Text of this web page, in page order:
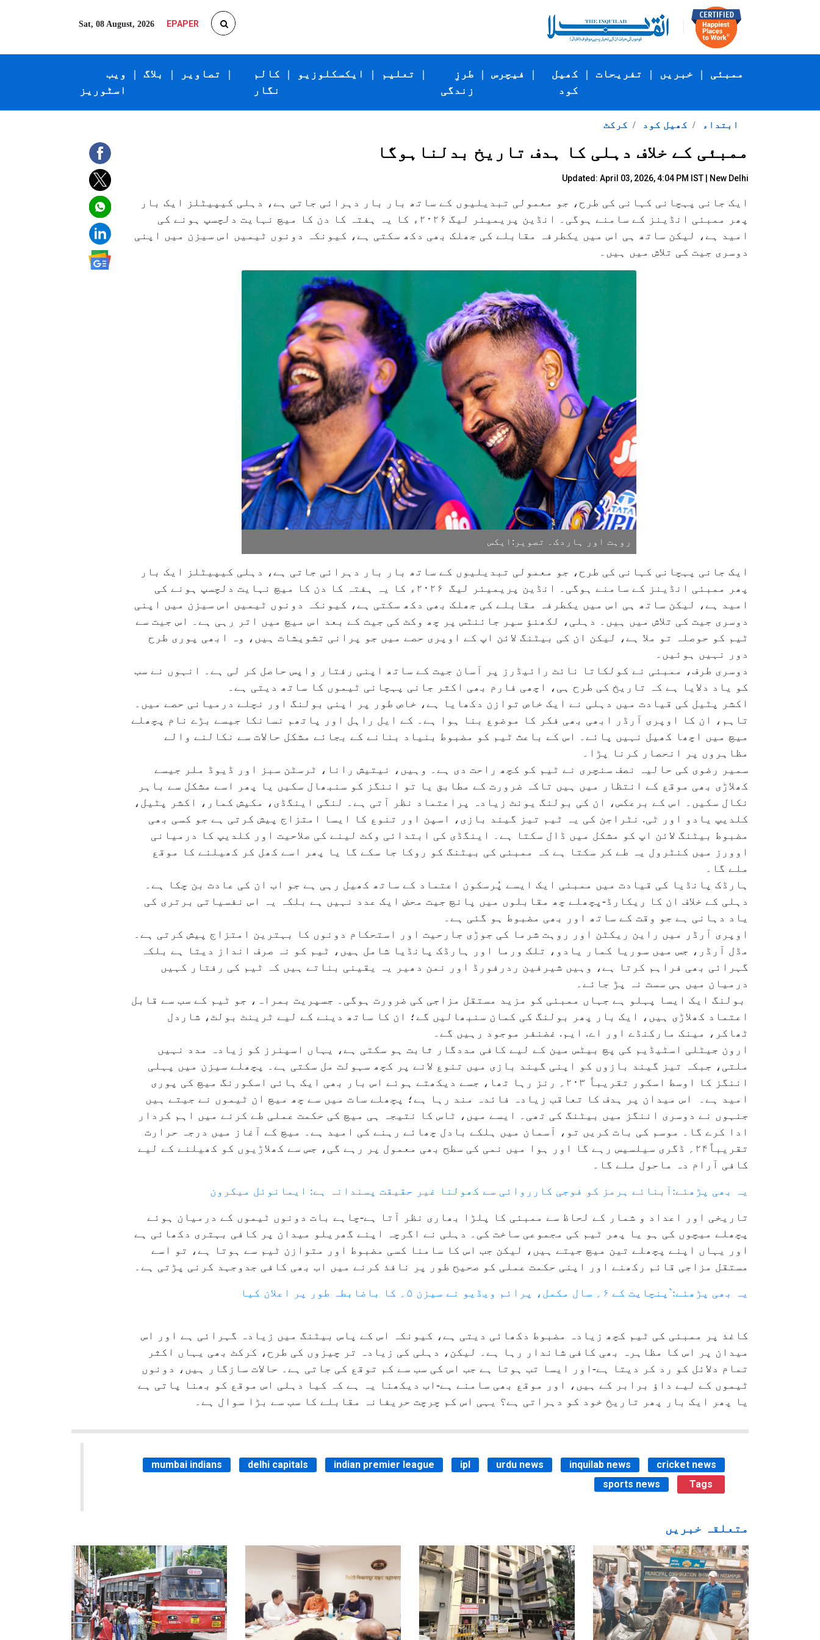
Sat, 08 August, 2026 EPAPER
ویب
اسٹوریز
| بلاگ | تصاویر |
کالم
نگار
| ایکسکلوزیو | تعلیم |
طرزِ
زندگی
| فیچرس |
کھیل
کود
| تفریحات | خبریں | ممبئی
کرکٹ کھیل کود ابتداء
ممبئی کے خلاف دہلی کا ہدف تاریخ بدلناہوگا
Updated: April 03, 2026, 4:04 PM IST | New Delhi
ایک جانی پہچانی کہانی کی طرح، جو معمولی تبدیلیوں کے ساتھ بار بار دہرائی جاتی ہے، دہلی کیپیٹلز ایک بار
پھر ممبئی انڈینز کے سامنے ہوگی۔ انڈین پریمیئر لیگ ۲۰۲۶ء کا یہ ہفتہ کا دن کا میچ نہایت دلچسپ ہونے کی
امید ہے، لیکن ساتھ ہی اس میں یکطرفہ مقابلے کی جھلک بھی دکھ سکتی ہے، کیونکہ دونوں ٹیمیں اس سیزن میں اپنی
دوسری جیت کی تلاش میں ہیں۔
روہت اور ہاردک۔ تصویر:ایکس
ایک جانی پہچانی کہانی کی طرح، جو معمولی تبدیلیوں کے ساتھ بار بار دہرائی جاتی ہے، دہلی کیپیٹلز ایک بار
پھر ممبئی انڈینز کے سامنے ہوگی۔ انڈین پریمیئر لیگ ۲۰۲۶ء کا یہ ہفتہ کا دن کا میچ نہایت دلچسپ ہونے کی
امید ہے، لیکن ساتھ ہی اس میں یکطرفہ مقابلے کی جھلک بھی دکھ سکتی ہے، کیونکہ دونوں ٹیمیں اس سیزن میں اپنی
دوسری جیت کی تلاش میں ہیں۔ دہلی، لکھنؤ سپر جائنٹس پر چھ وکٹ کی جیت کے بعد اس میچ میں اتر رہی ہے۔ اس جیت سے
ٹیم کو حوصلہ تو ملا ہے، لیکن ان کی بیٹنگ لائن اپ کے اوپری حصے میں جو پرانی تشویشات ہیں، وہ ابھی پوری طرح
دور نہیں ہوئیں۔
دوسری طرف، ممبئی نے کولکاتا نائٹ رائیڈرز پر آسان جیت کے ساتھ اپنی رفتار واپس حاصل کر لی ہے۔ انہوں نے سب
کو یاد دلایا ہے کہ تاریخ کی طرح ہی، اچھی فارم بھی اکثر جانی پہچانی ٹیموں کا ساتھ دیتی ہے۔
اکشر پٹیل کی قیادت میں دہلی نے ایک خاص توازن دکھایا ہے، خاص طور پر اپنی بولنگ اور نچلے درمیانی حصے میں۔
تاہم، ان کا اوپری آرڈر ابھی بھی فکر کا موضوع بنا ہوا ہے۔ کے ایل راہل اور پاتھم نسانکا جیسے بڑے نام پچھلے
میچ میں اچھا کھیل نہیں پائے۔ اس کے باعث ٹیم کو مضبوط بنیاد بنانے کے بجائے مشکل حالات سے نکالنے والے
مظاہروں پر انحصار کرنا پڑا۔
سمیر رضوی کی حالیہ نصف سنچری نے ٹیم کو کچھ راحت دی ہے۔ وہیں، نیتیش رانا، ٹرسٹن سبز اور ڈیوڈ ملر جیسے
کھلاڑی بھی موقع کے انتظار میں ہیں تاکہ ضرورت کے مطابق یا تو اننگز کو سنبھال سکیں یا پھر اسے مشکل سے باہر
نکال سکیں۔ اس کے برعکس، ان کی بولنگ یونٹ زیادہ پراعتماد نظر آتی ہے۔ لنگی اینگڈی، مکیش کمار، اکشر پٹیل،
کلدیپ یادو اور ٹی. نٹراجن کی یہ ٹیم تیز گیند بازی، اسپن اور تنوع کا ایسا امتزاج پیش کرتی ہے جو کسی بھی
مضبوط بیٹنگ لائن اپ کو مشکل میں ڈال سکتا ہے۔ اینگڈی کی ابتدائی وکٹ لینے کی صلاحیت اور کلدیپ کا درمیانی
اوورز میں کنٹرول یہ طے کر سکتا ہے کہ ممبئی کی بیٹنگ کو روکا جا سکے گا یا پھر اسے کھل کر کھیلنے کا موقع
ملے گا۔
ہارڈک پانڈیا کی قیادت میں ممبئی ایک ایسے پُرسکون اعتماد کے ساتھ کھیل رہی ہے جو اب ان کی عادت بن چکا ہے۔
دہلی کے خلاف ان کا ریکارڈ-پچھلے چھ مقابلوں میں پانچ جیت محض ایک عدد نہیں ہے بلکہ یہ اس نفسیاتی برتری کی
یاد دہانی ہے جو وقت کے ساتھ اور بھی مضبوط ہو گئی ہے۔
اوپری آرڈر میں راین ریکٹن اور روہت شرما کی جوڑی جارحیت اور استحکام دونوں کا بہترین امتزاج پیش کرتی ہے۔
مڈل آرڈر، جس میں سوریا کمار یادو، تلک ورما اور ہارڈک پانڈیا شامل ہیں، ٹیم کو نہ صرف انداز دیتا ہے بلکہ
گہرائی بھی فراہم کرتا ہے، وہیں شیرفین ردرفورڈ اور نمن دھیر یہ یقینی بناتے ہیں کہ ٹیم کی رفتار کہیں
درمیان میں ہی سست نہ پڑ جائے۔
بولنگ ایک ایسا پہلو ہے جہاں ممبئی کو مزید مستقل مزاجی کی ضرورت ہوگی۔ جسپریت بمراہ، جو ٹیم کے سب سے قابل
اعتماد کھلاڑی ہیں، ایک بار پھر بولنگ کی کمان سنبھالیں گے؛ ان کا ساتھ دینے کے لیے ٹرینٹ بولٹ، شاردل
ٹھاکر، مینک مارکنڈے اور اے. ایم. غضنفر موجود رہیں گے۔
ارون جیٹلی اسٹیڈیم کی پچ بیٹس مین کے لیے کافی مددگار ثابت ہو سکتی ہے، یہاں اسپنرز کو زیادہ مدد نہیں
ملتی، جبکہ تیز گیند بازوں کو اپنی گیند بازی میں تنوع لانے پر کچھ سہولت مل سکتی ہے۔ پچھلے سیزن میں پہلی
اننگز کا اوسط اسکور تقریباً ۲۰۳؍ رنز رہا تھا، جسے دیکھتے ہوئے اس بار بھی ایک ہائی اسکورنگ میچ کی پوری
امید ہے۔ اس میدان پر ہدف کا تعاقب زیادہ فائدہ مند رہا ہے؛ پچھلے سات میں سے چھ میچ ان ٹیموں نے جیتے ہیں
جنہوں نے دوسری اننگز میں بیٹنگ کی تھی۔ ایسے میں، ٹاس کا نتیجہ ہی میچ کی حکمت عملی طے کرنے میں اہم کردار
ادا کرے گا۔ موسم کی بات کریں تو، آسمان میں ہلکے بادل چھائے رہنے کی امید ہے۔ میچ کے آغاز میں درجہ حرارت
تقریباً۲۴؍ ڈگری سیلسیس رہے گا اور ہوا میں نمی کی سطح بھی معمول پر رہے گی، جس سے کھلاڑیوں کو کھیلنے کے لیے
کافی آرام دہ ماحول ملے گا۔
یہ بھی پڑھئے:آبنائے ہرمز کو فوجی کارروائی سے کھولنا غیر حقیقت پسندانہ ہے: ایمانوئل میکرون
تاریخی اور اعداد و شمار کے لحاظ سے ممبئی کا پلڑا بھاری نظر آتا ہے-چاہے بات دونوں ٹیموں کے درمیان ہوئے
پچھلے میچوں کی ہو یا پھر ٹیم کی مجموعی ساخت کی۔ دہلی نے اگرچہ اپنے گھریلو میدان پر کافی بہتری دکھائی ہے
اور یہاں اپنے پچھلے تین میچ جیتے ہیں، لیکن جب اس کا سامنا کسی مضبوط اور متوازن ٹیم سے ہوتا ہے، تو اسے
مستقل مزاجی قائم رکھنے اور اپنی حکمت عملی کو صحیح طور پر نافذ کرنے میں اب بھی کافی جدوجہد کرنی پڑتی ہے۔
یہ بھی پڑھئے:`پنچایت کے ۶؍ سال مکمل، پرائم ویڈیو نے سیزن ۵؍ کا باضابطہ طور پر اعلان کیا
کاغذ پر ممبئی کی ٹیم کچھ زیادہ مضبوط دکھائی دیتی ہے، کیونکہ اس کے پاس بیٹنگ میں زیادہ گہرائی ہے اور اس
میدان پر اس کا مظاہرہ بھی کافی شاندار رہا ہے۔ لیکن، دہلی کی زیادہ تر چیزوں کی طرح، کرکٹ بھی یہاں اکثر
تمام دلائل کو رد کر دیتا ہے-اور ایسا تب ہوتا ہے جب اس کی سب سے کم توقع کی جاتی ہے۔ حالات سازگار ہیں، دونوں
ٹیموں کے لیے داؤ برابر کے ہیں، اور موقع بھی سامنے ہے-اب دیکھنا یہ ہے کہ کیا دہلی اس موقع کو بھنا پاتی ہے
یا پھر ایک بار پھر تاریخ خود کو دہراتی ہے؟ یہی اس کم چرچت حریفانہ مقابلے کا سب سے بڑا سوال ہے۔
mumbai indians delhi capitals indian premier league ipl urdu news inquilab news
cricket news
sports news
Tags
متعلقہ خبریں